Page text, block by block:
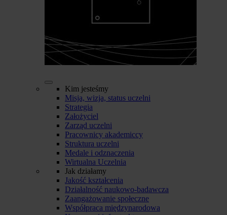
Kim jesteśmy
Misja, wizja, status uczelni
Strategia
Założyciel
Zarząd uczelni
Pracownicy akademiccy
Struktura uczelni
Medale i odznaczenia
Wirtualna Uczelnia
Jak działamy
Jakość kształcenia
Działalność naukowo-badawcza
Zaangażowanie społeczne
Współpraca międzynarodowa